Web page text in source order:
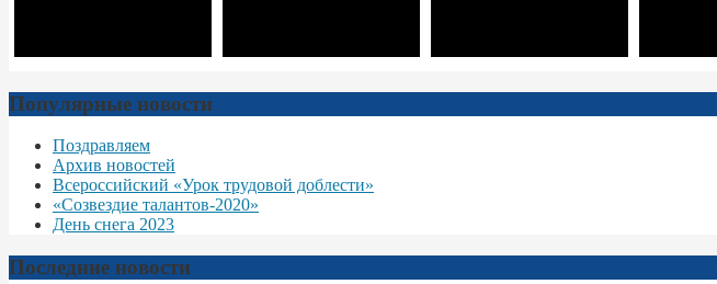
Популярные новости
Поздравляем
Архив новостей
Всероссийский «Урок трудовой доблести»
«Созвездие талантов-2020»
День снега 2023
Последние новости